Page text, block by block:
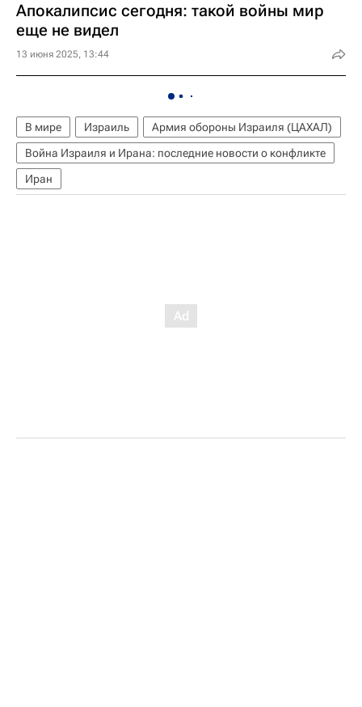
Апокалипсис сегодня: такой войны мир
еще не видел
13 июня 2025, 13:44
В мире Израиль
Армия обороны Израиля (ЦАХАЛ)
Война Израиля и Ирана: последние новости о конфликте
Иран